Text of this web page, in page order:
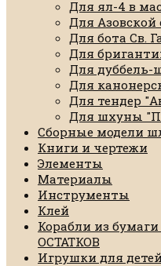
Для ял-4 в
Для Азовской
Для бота Св.
Для
Для
Для
Для тендер
Для шхуны
Сборные модели
Книги и чертежи
Элементы
Материалы
Инструменты
Клей
Корабли из
ОСТАТКОВ
Игрушки для детей